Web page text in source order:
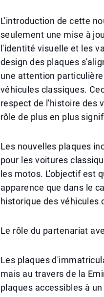
L'introduction de cette
seulement une mise à
l'identité visuelle et les
design des plaques
une attention
véhicules classiques.
respect de l'histoire des
rôle de plus en plus
Les nouvelles plaques
pour les voitures
les motos. L'objectif est
apparence que dans le
historique des véhicules
Le rôle du partenariat
Les plaques
mais au travers de la
plaques accessibles à